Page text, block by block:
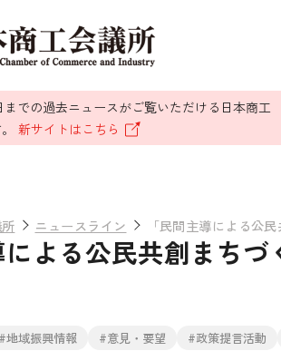
までの過去ニュースがご覧いただける日本商工
新サイトはこちら
ニュースライン 「民間主導による公
による公民共創まち
#地域振興情報 #意見・要望 #政策提言活動